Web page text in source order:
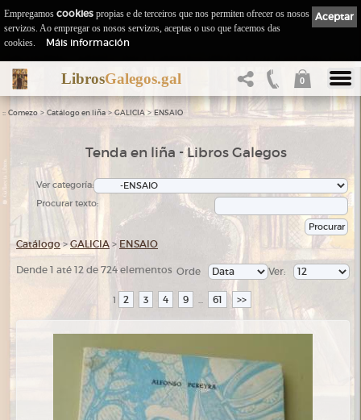
LibrosGalegos.gal 0
:: Comezo > Catálogo en liña > GALICIA> ENSAIO
Tenda en liña - Libros Galegos
Ver categoría:
Procurar texto:
Catálogo >GALICIA > ENSAIO
Dende 1 até 12 de 724 elementos Ver:
Orde
1 2 3 4 9 ... 61 >>
Aceptar
Empregamos cookies propias e de terceiros que nos permiten ofrecer os nosos
servizos. Ao empregar os nosos servizos, aceptas o uso que facemos das
cookies.
Máis información